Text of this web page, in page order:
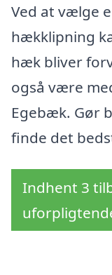
Ved at vælge
hækklipning
hæk bliver
også være
Egebæk. Gør
finde det
Indhent 3